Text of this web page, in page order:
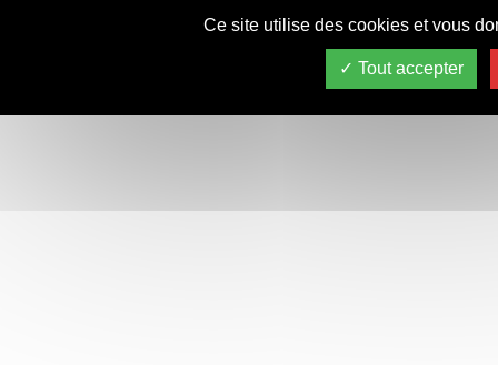
Ce site utilise des cookies et vous
Tout accepter